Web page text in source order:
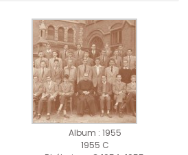
Album : 1955
1955 C